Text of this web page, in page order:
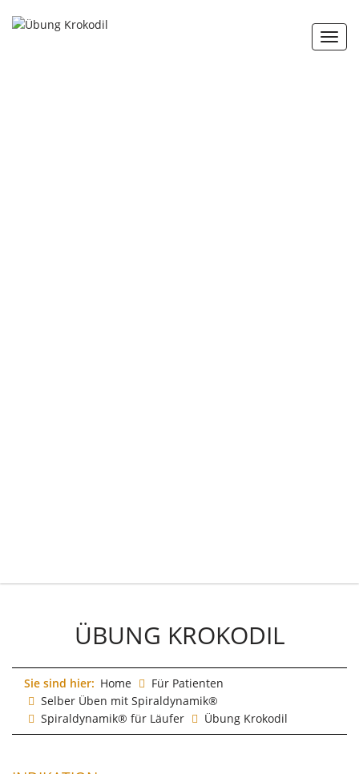
ÜBUNG KROKODIL
Sie sind hier: Home
Für Patienten
Selber Üben mit Spiraldynamik®
Spiraldynamik® für Läufer
Übung Krokodil